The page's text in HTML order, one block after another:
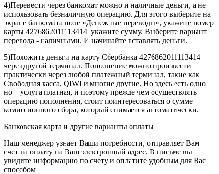
4)Перевести через банкомат можно и наличные деньги, а не
использовать безналичную операцию. Для этого выберите на
экране банкомата поле «Денежные переводы», укажите номер
карты 4276862011113414, укажите сумму. Выберите вариант
перевода - наличными. И начинайте вставлять деньги.
5)Положить деньги на карту Сбербанка 4276862011113414
через другой терминал. Пополнение можно произвести
практически через любой платежный терминал, такие как
Свободная касса, QIWI и многие другие. Но здесь есть одно
но – услуга платная, и поэтому прежде чем осуществлять
операцию пополнения, стоит поинтересоваться о сумме
комиссионного сбора, который снимается автоматически.
Банковская карта и другие варианты оплаты
Наш менеджер узнает Ваши потребности, отправляет Вам
счет на оплату на Ваш электронный адрес. В письме вы
увидите информацию по счету и оплатите удобным для Вас
способом